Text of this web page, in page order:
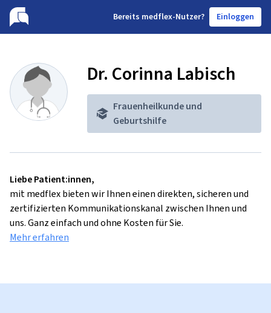
Bereits medflex-Nutzer? Einloggen
Dr. Corinna Labisch
Frauenheilkunde und
Geburtshilfe
Liebe Patient:innen,
mit medflex bieten wir Ihnen einen direkten, sicheren und
zertifizierten Kommunikationskanal zwischen Ihnen und
uns. Ganz einfach und ohne Kosten für Sie.
Mehr erfahren